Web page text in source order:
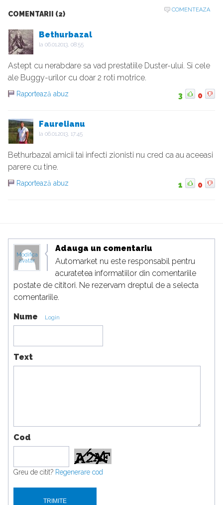
COMENTARII (2)
COMENTEAZA
Bethurbazal
la 06.01.2013, 08:55
Astept cu nerabdare sa vad prestatiile Duster-ului. Si cele
ale Buggy-urilor cu doar 2 roti motrice.
Raportează abuz 3 0
Faurelianu
la 06.01.2013, 17:45
Bethurbazal amicii tai infecti zionisti nu cred ca au aceeasi
parere cu tine.
Raportează abuz 1 0
Modifica
avatar
Adauga un comentariu
Automarket nu este responsabil pentru
acuratetea informatiilor din comentariile
postate de cititori. Ne rezervam dreptul de a selecta
comentariile.
Nume Login
Text
Cod
Greu de citit? Regenerare cod